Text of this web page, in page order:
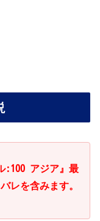
:100 アジア』最
レを含みます。